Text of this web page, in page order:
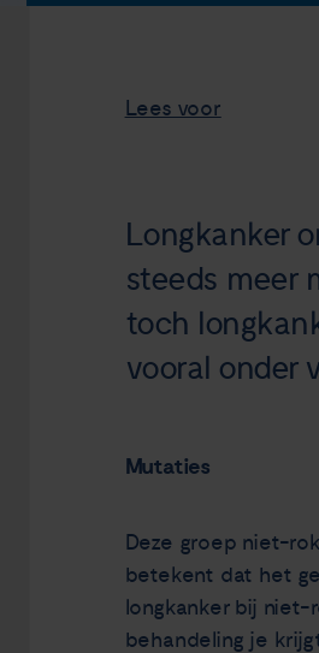
Lees voor
Longkanker
steeds meer
toch
vooral onder
Mutaties
Deze groep niet-
betekent dat het
longkanker bij
behandeling je